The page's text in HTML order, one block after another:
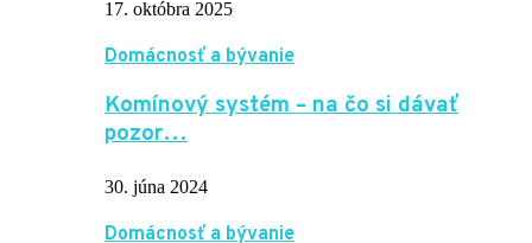
17. októbra 2025
Domácnosť a bývanie
Komínový systém – na čo si dávať
pozor…
30. júna 2024
Domácnosť a bývanie